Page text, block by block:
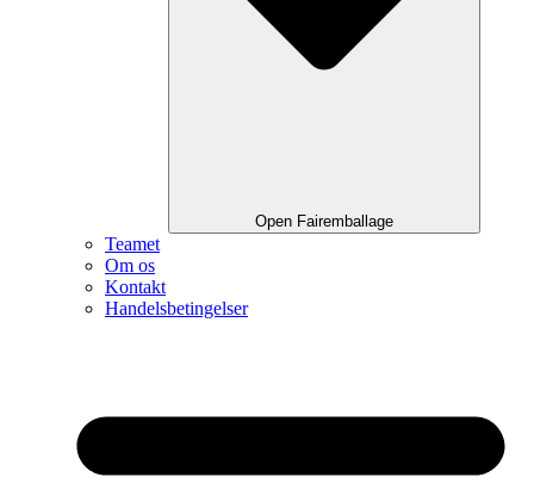
Open Fairemballage
Teamet
Om os
Kontakt
Handelsbetingelser